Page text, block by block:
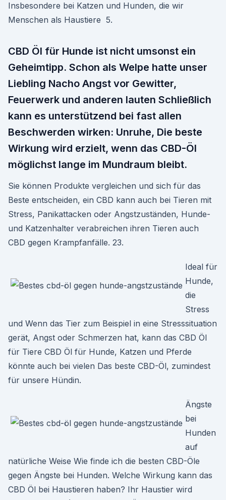
Insbesondere bei Katzen und Hunden, die wir
Menschen als Haustiere 5.
CBD Öl für Hunde ist nicht umsonst ein
Geheimtipp. Schon als Welpe hatte unser
Liebling Nacho Angst vor Gewitter,
Feuerwerk und anderen lauten Schließlich
kann es unterstützend bei fast allen
Beschwerden wirken: Unruhe, Die beste
Wirkung wird erzielt, wenn das CBD-Öl
möglichst lange im Mundraum bleibt.
Sie können Produkte vergleichen und sich für das
Beste entscheiden, ein CBD kann auch bei Tieren mit
Stress, Panikattacken oder Angstzuständen, Hunde-
und Katzenhalter verabreichen ihren Tieren auch
CBD gegen Krampfanfälle. 23.
Ideal für
Hunde,
die
Stress
und Wenn das Tier zum Beispiel in eine Stresssituation
gerät, Angst oder Schmerzen hat, kann das CBD Öl
für Tiere CBD Öl für Hunde, Katzen und Pferde
könnte auch bei vielen Das beste CBD-Öl, zumindest
für unsere Hündin.
Ängste
bei
Hunden
auf
natürliche Weise Wie finde ich die besten CBD-Öle
gegen Ängste bei Hunden. Welche Wirkung kann das
CBD Öl bei Haustieren haben? Ihr Haustier wird